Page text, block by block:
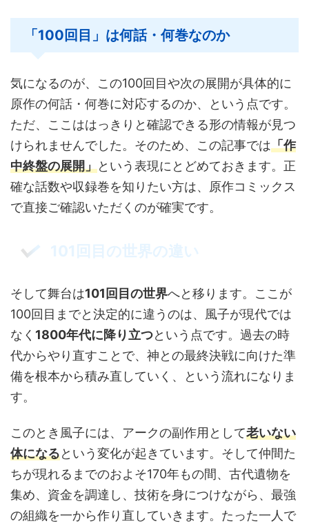
「100回目」は何話・何巻なのか
気になるのが、この100回目や次の展開が具体的に
原作の何話・何巻に対応するのか、という点です。
ただ、ここははっきりと確認できる形の情報が見つ
けられませんでした。そのため、この記事では「作
中終盤の展開」という表現にとどめておきます。正
確な話数や収録巻を知りたい方は、原作コミックス
で直接ご確認いただくのが確実です。
101回目の世界の違い
そして舞台は101回目の世界へと移ります。ここが
100回目までと決定的に違うのは、風子が現代では
なく 1800年代に降り立つという点です。過去の時
代からやり直すことで、神との最終決戦に向けた準
備を根本から積み直していく、という流れになりま
す。
このとき風子には、アークの副作用として老いない
体になるという変化が起きています。そして仲間た
ちが現れるまでのおよそ170年もの間、古代遺物を
集め、資金を調達し、技術を身につけながら、最強
の組織を一から作り直していきます。たった一人で